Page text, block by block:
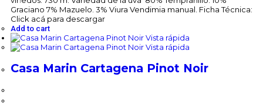
Graciano 7% Mazuelo. 3% Viura Vendimia manual. Ficha Técnica:
Click acá para descargar
Add to cart
Vista rápida
Vista rápida
Casa Marin Cartagena Pinot Noir